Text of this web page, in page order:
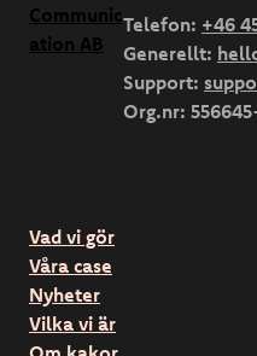
Telefon: +46
Generellt:
Support:
Org.nr:
Vad vi gör
Våra case
Nyheter
Vilka vi är